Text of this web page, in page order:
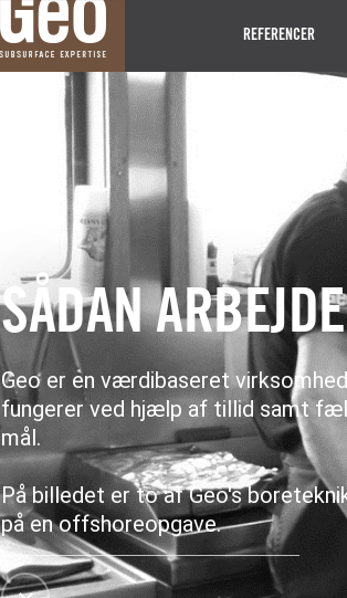
REFERENCER
SÅDAN
Geo er en værdibaseret
fungerer ved hjælp af tillid samt
mål.
På billedet er to af Geo's
på en offshoreopgave.